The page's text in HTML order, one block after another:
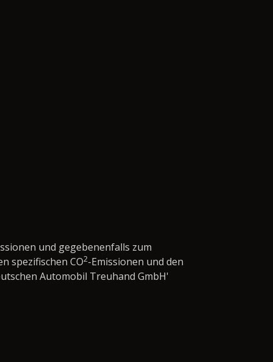
und gegebenenfalls zum
spezifischen CO2-Emissionen und den
Automobil Treuhand GmbH'